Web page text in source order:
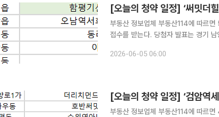
[오늘의 청약 일정] ‘써밋더
부동산 정보업체 부동산114에 따르면
접수를 받는다. 당첨자 발표는 경기 남양주시 ‘오남역서희스타힐스여의재(3단지)’, 부산 동래구 ‘동
2026-06-05 06:00
[오늘의 청약 일정] ‘검암역
부동산 정보업체 부동산114에 따르면